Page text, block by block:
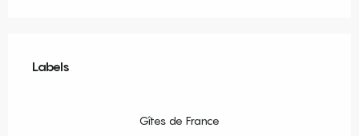
Labels
Labels
Gîtes de France